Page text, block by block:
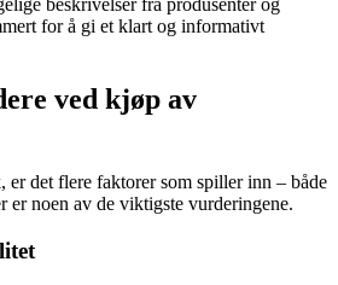
for å gi et klart og informativt
ved kjøp av
det flere faktorer som spiller inn – både
er noen av de viktigste vurderingene.